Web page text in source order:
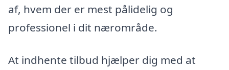
af, hvem der er mest pålidelig og
professionel i dit nærområde.
At indhente tilbud hjælper dig med at